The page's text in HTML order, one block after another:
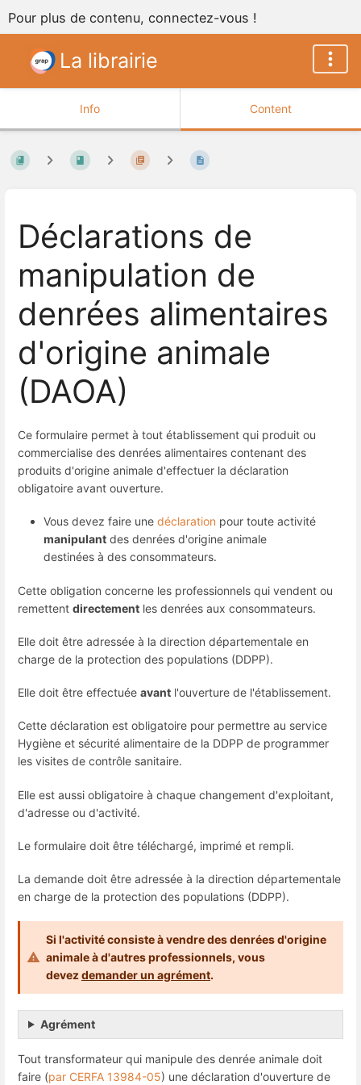
Pour plus de contenu, connectez-vous !
La librairie
Info Content
Déclarations de
manipulation de
denrées alimentaires
d'origine animale
(DAOA)
Ce formulaire permet à tout établissement qui produit ou
commercialise des denrées alimentaires contenant des
produits d'origine animale d'effectuer la déclaration
obligatoire avant ouverture.
Vous devez faire une déclaration pour toute activité
manipulant des denrées d'origine animale
destinées à des consommateurs.
Cette obligation concerne les professionnels qui vendent ou
remettent directement les denrées aux consommateurs.
Elle doit être adressée à la direction départementale en
charge de la protection des populations (DDPP).
Elle doit être effectuée avant l'ouverture de l'établissement.
Cette déclaration est obligatoire pour permettre au service
Hygiène et sécurité alimentaire de la DDPP de programmer
les visites de contrôle sanitaire.
Elle est aussi obligatoire à chaque changement d'exploitant,
d'adresse ou d'activité.
Le formulaire doit être téléchargé, imprimé et rempli.
La demande doit être adressée à la direction départementale
en charge de la protection des populations (DDPP).
Si l'activité consiste à vendre des denrées d'origine
animale à d'autres professionnels, vous
devezdemander un agrément.
Agrément
Tout transformateur qui manipule des denrée animale doit
faire (par CERFA 13984-05) une déclaration d'ouverture de